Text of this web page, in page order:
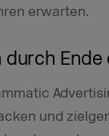
erwarten.
durch
und